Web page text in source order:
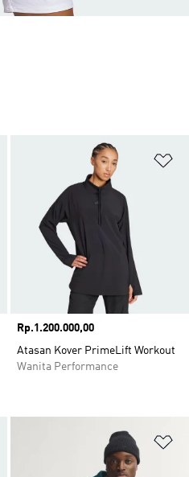
Tambahkan ke Wishlist
Harga
Rp.1.200.000,00
Atasan Kover PrimeLift Workout
Wanita Performance
Tambahkan ke Wishlist